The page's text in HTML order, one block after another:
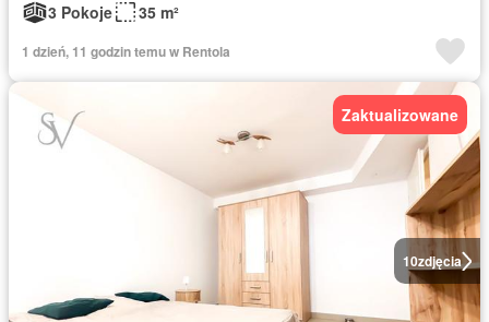
3 Pokoje
35 m²
1 dzień, 11 godzin temu w Rentola
10zdjęcia
Zaktualizowane